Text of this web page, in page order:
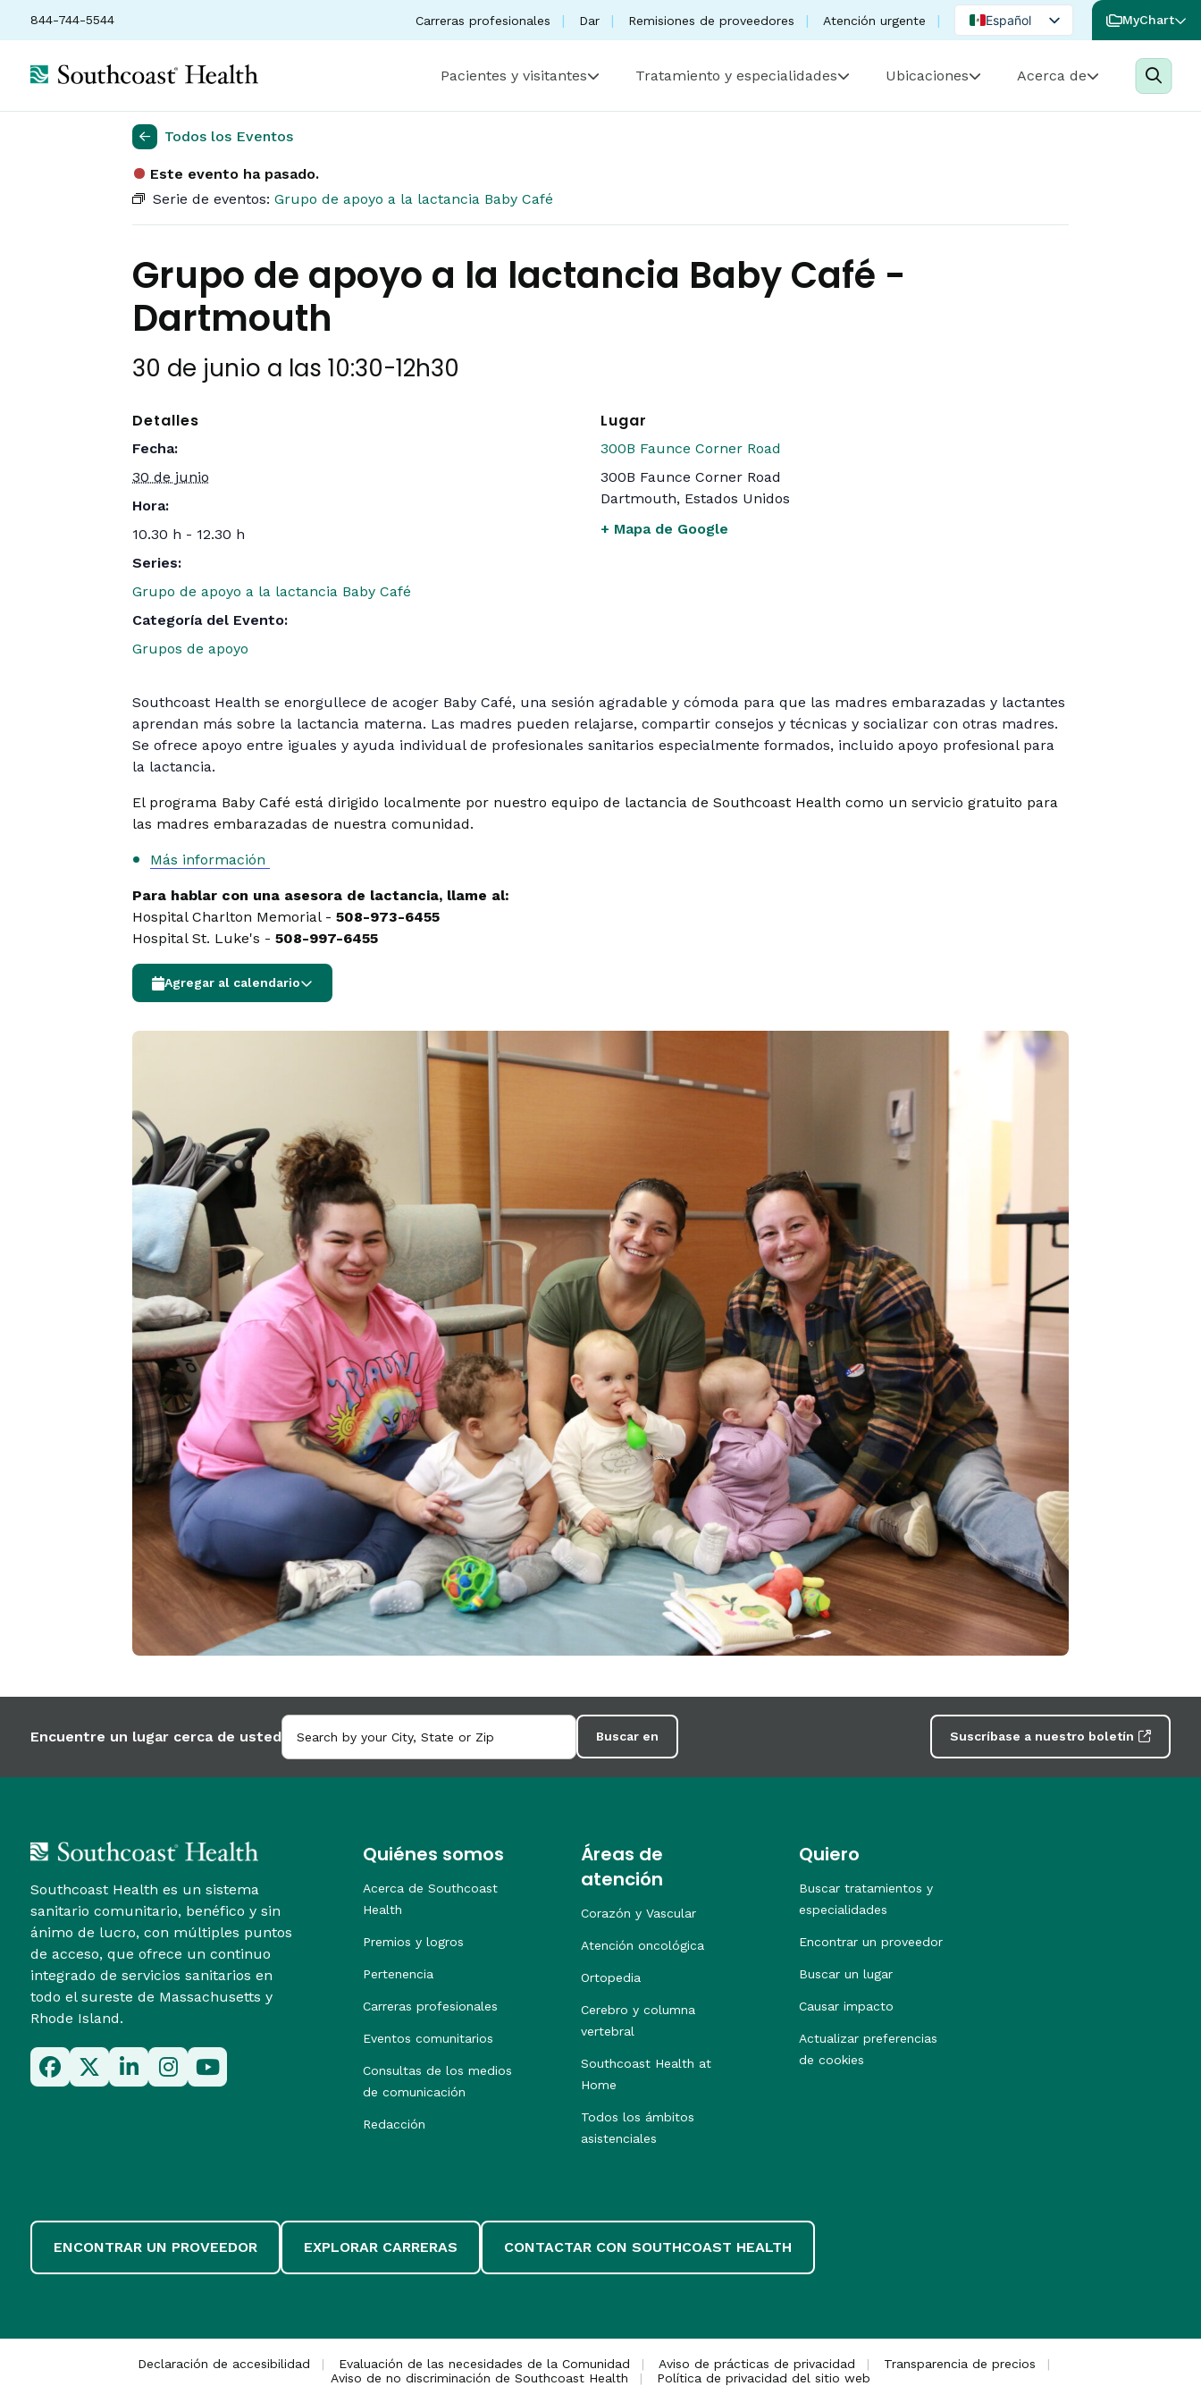
844-744-5544 Carreras profesionales Dar Remisiones de proveedores Atención urgente
Español
Portuguese
MyChart
Pacientes y visitantes Tratamiento y especialidades Ubicaciones Acerca de
Todos los Eventos
Este evento ha pasado.
Serie de eventos: Grupo de apoyo a la lactancia Baby Café
Grupo de apoyo a la lactancia Baby Café -
Dartmouth
30 de junio a las 10:30-12h30
Detalles
Fecha:
30 de junio
Hora:
10.30 h - 12.30 h
Series:
Grupo de apoyo a la lactancia Baby Café
Categoría del Evento:
Grupos de apoyo
Lugar
300B Faunce Corner Road
300B Faunce Corner Road
Dartmouth, Estados Unidos
+ Mapa de Google
Southcoast Health se enorgullece de acoger Baby Café, una sesión agradable y cómoda para que las madres embarazadas y lactantes
aprendan más sobre la lactancia materna. Las madres pueden relajarse, compartir consejos y técnicas y socializar con otras madres.
Se ofrece apoyo entre iguales y ayuda individual de profesionales sanitarios especialmente formados, incluido apoyo profesional para
la lactancia.
El programa Baby Café está dirigido localmente por nuestro equipo de lactancia de Southcoast Health como un servicio gratuito para
las madres embarazadas de nuestra comunidad.
Más información
Para hablar con una asesora de lactancia, llame al:
Hospital Charlton Memorial - 508-973-6455
Hospital St. Luke's - 508-997-6455
Agregar al calendario
Encuentre un lugar cerca de usted Buscar en Suscríbase a nuestro boletín
Southcoast Health es un sistema
sanitario comunitario, benéfico y sin
ánimo de lucro, con múltiples puntos
de acceso, que ofrece un continuo
integrado de servicios sanitarios en
todo el sureste de Massachusetts y
Rhode Island.
Quiénes somos
Acerca de Southcoast
Health
Premios y logros
Pertenencia
Carreras profesionales
Eventos comunitarios
Consultas de los medios
de comunicación
Redacción
Áreas de
atención
Corazón y Vascular
Atención oncológica
Ortopedia
Cerebro y columna
vertebral
Southcoast Health at
Home
Todos los ámbitos
asistenciales
Quiero
Buscar tratamientos y
especialidades
Encontrar un proveedor
Buscar un lugar
Causar impacto
Actualizar preferencias
de cookies
ENCONTRAR UN PROVEEDOR EXPLORAR CARRERAS CONTACTAR CON SOUTHCOAST HEALTH
Declaración de accesibilidad Evaluación de las necesidades de la Comunidad Aviso de prácticas de privacidad
Transparencia de precios
Aviso de no discriminación de Southcoast Health
Política de privacidad del sitio web